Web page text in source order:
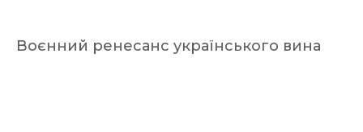
Воєнний ренесанс українського вина